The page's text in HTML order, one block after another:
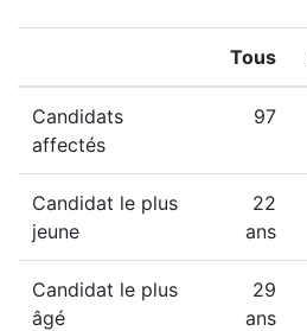
Tous
Candidats
affectés
97
Candidat le plus
jeune
22
ans
Candidat le plus
âgé
29
ans